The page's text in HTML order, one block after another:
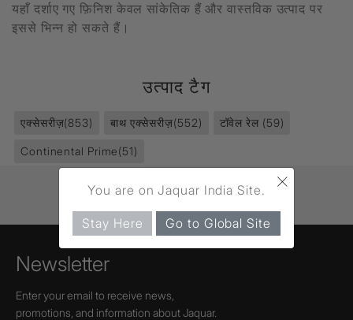
यहाँ दर्शाए गए फ़िनिश केवल सांकेतिक हैं और वास्तविक उत्पाद पर
इससे भिन्न हो सकते हैं।
उत्पाद टैग
एक्सेसरीज़(853) बाथ एक्सेसरीज़(552) टॉवेल रेल (59)
Continental Prime(51)
Newsletter
Enter your email to receive news,
promotions, and information about Jaquar.
×
You are on Jaquar India Site.
Stay Here Go to Global Site